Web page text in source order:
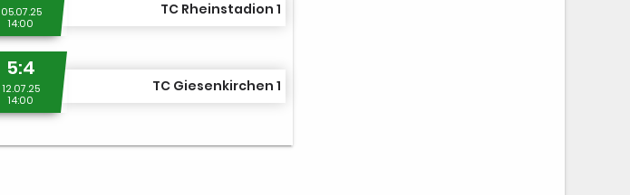
05.07.25
14:00
TC Rheinstadion 1
5:4
12.07.25
14:00
TC Giesenkirchen 1